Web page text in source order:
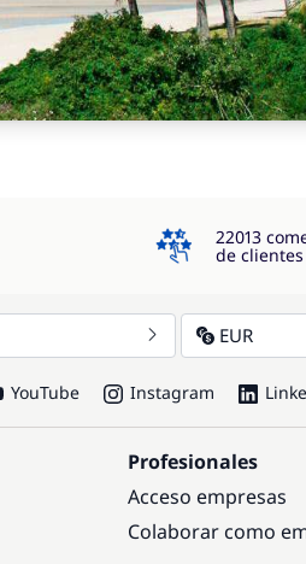
4.3
22013
de
EUR
YouTube Instagram
Profesionales
Acceso empresas
Colaborar como